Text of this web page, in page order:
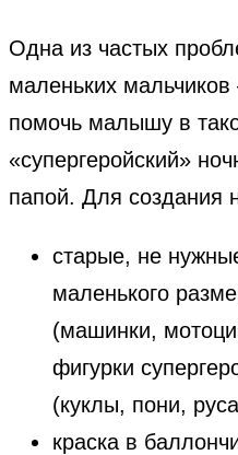
Одна из частых
маленьких
помочь малышу в
«супергеройский»
папой. Для создания
старые, не
маленького
(машинки,
фигурки
(куклы, пони,
краска в